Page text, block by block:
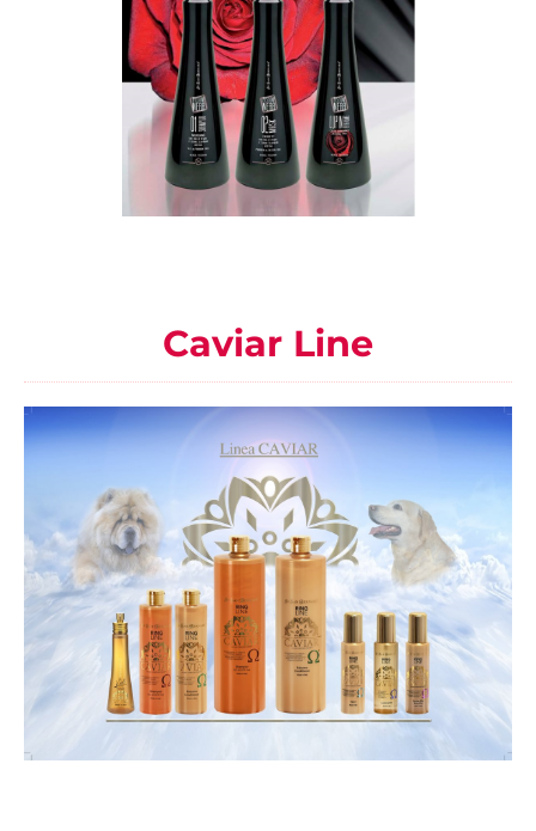
Caviar Line